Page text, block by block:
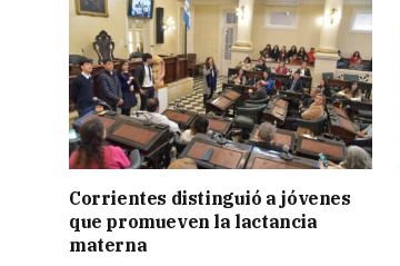
Corrientes distinguió a jóvenes
que promueven la lactancia
materna